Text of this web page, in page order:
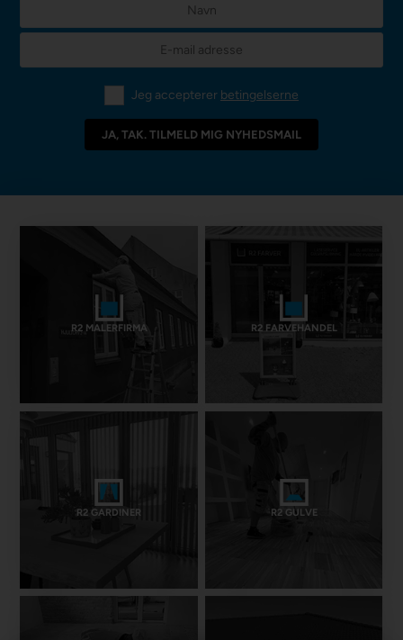
Jeg accepterer betingelserne
R2 MALERFIRMA R2 FARVEHANDEL
R2 GARDINER R2 GULVE